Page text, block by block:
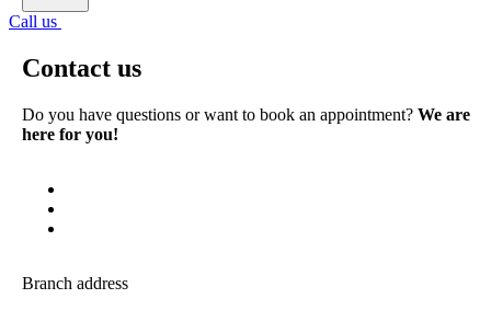
Call us
Contact us
Do you have questions or want to book an appointment? We are
here for you!
Branch address